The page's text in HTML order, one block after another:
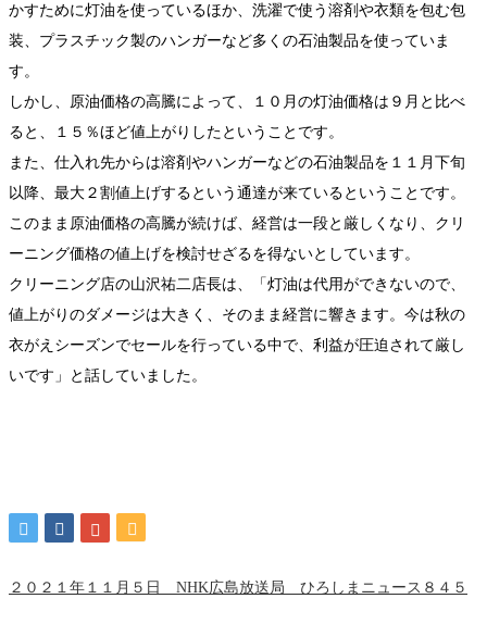
かすために灯油を使っているほか、洗濯で使う溶剤や衣類を包む包
装、プラスチック製のハンガーなど多くの石油製品を使っていま
す。
しかし、原油価格の高騰によって、１０月の灯油価格は９月と比べ
ると、１５％ほど値上がりしたということです。
また、仕入れ先からは溶剤やハンガーなどの石油製品を１１月下旬
以降、最大２割値上げするという通達が来ているということです。
このまま原油価格の高騰が続けば、経営は一段と厳しくなり、クリ
ーニング価格の値上げを検討せざるを得ないとしています。
クリーニング店の山沢祐二店長は、「灯油は代用ができないので、
値上がりのダメージは大きく、そのまま経営に響きます。今は秋の
衣がえシーズンでセールを行っている中で、利益が圧迫されて厳し
いです」と話していました。
２０２１年１１月５日 NHK広島放送局 ひろしまニュース８４５